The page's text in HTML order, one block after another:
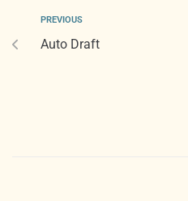
PREVIOUS
Auto Draft